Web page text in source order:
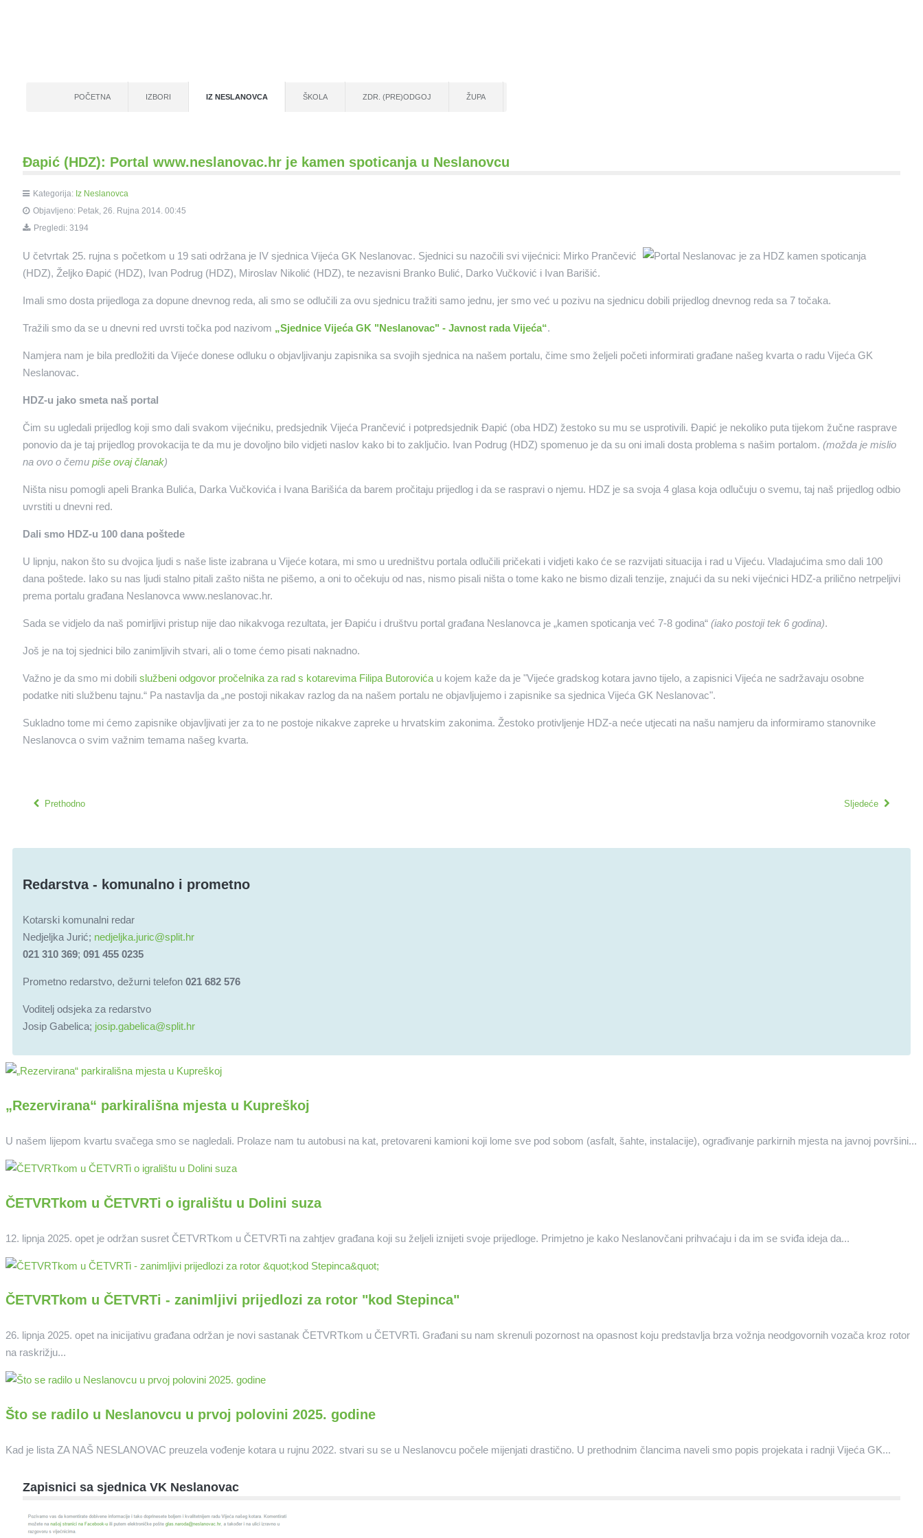
POČETNA IZBORI IZ NESLANOVCA ŠKOLA ZDR. (PRE)ODGOJ ŽUPA
Đapić (HDZ): Portal www.neslanovac.hr je kamen spoticanja u Neslanovcu
Kategorija: Iz Neslanovca
Objavljeno: Petak, 26. Rujna 2014. 00:45
Pregledi: 3194
U četvrtak 25. rujna s početkom u 19 sati održana je IV sjednica Vijeća GK Neslanovac. Sjednici su nazočili svi vijećnici: Mirko Prančević
(HDZ), Željko Đapić (HDZ), Ivan Podrug (HDZ), Miroslav Nikolić (HDZ), te nezavisni Branko Bulić, Darko Vučković i Ivan Barišić.
Imali smo dosta prijedloga za dopune dnevnog reda, ali smo se odlučili za ovu sjednicu tražiti samo jednu, jer smo već u pozivu na sjednicu dobili prijedlog dnevnog reda sa 7 točaka.
Tražili smo da se u dnevni red uvrsti točka pod nazivom „Sjednice Vijeća GK "Neslanovac" - Javnost rada Vijeća“.
Namjera nam je bila predložiti da Vijeće donese odluku o objavljivanju zapisnika sa svojih sjednica na našem portalu, čime smo željeli početi informirati građane našeg kvarta o radu Vijeća GK
Neslanovac.
HDZ-u jako smeta naš portal
Čim su ugledali prijedlog koji smo dali svakom vijećniku, predsjednik Vijeća Prančević i potpredsjednik Đapić (oba HDZ) žestoko su mu se usprotivili. Đapić je nekoliko puta tijekom žučne rasprave
ponovio da je taj prijedlog provokacija te da mu je dovoljno bilo vidjeti naslov kako bi to zaključio. Ivan Podrug (HDZ) spomenuo je da su oni imali dosta problema s našim portalom. (možda je mislio
na ovo o čemu piše ovaj članak)
Ništa nisu pomogli apeli Branka Bulića, Darka Vučkovića i Ivana Barišića da barem pročitaju prijedlog i da se raspravi o njemu. HDZ je sa svoja 4 glasa koja odlučuju o svemu, taj naš prijedlog odbio
uvrstiti u dnevni red.
Dali smo HDZ-u 100 dana poštede
U lipnju, nakon što su dvojica ljudi s naše liste izabrana u Vijeće kotara, mi smo u uredništvu portala odlučili pričekati i vidjeti kako će se razvijati situacija i rad u Vijeću. Vladajućima smo dali 100
dana poštede. Iako su nas ljudi stalno pitali zašto ništa ne pišemo, a oni to očekuju od nas, nismo pisali ništa o tome kako ne bismo dizali tenzije, znajući da su neki vijećnici HDZ-a prilično netrpeljivi
prema portalu građana Neslanovca www.neslanovac.hr.
Sada se vidjelo da naš pomirljivi pristup nije dao nikakvoga rezultata, jer Đapiću i društvu portal građana Neslanovca je „kamen spoticanja već 7-8 godina“ (iako postoji tek 6 godina).
Još je na toj sjednici bilo zanimljivih stvari, ali o tome ćemo pisati naknadno.
Važno je da smo mi dobili službeni odgovor pročelnika za rad s kotarevima Filipa Butorovića u kojem kaže da je "Vijeće gradskog kotara javno tijelo, a zapisnici Vijeća ne sadržavaju osobne
podatke niti službenu tajnu.“ Pa nastavlja da „ne postoji nikakav razlog da na našem portalu ne objavljujemo i zapisnike sa sjednica Vijeća GK Neslanovac".
Sukladno tome mi ćemo zapisnike objavljivati jer za to ne postoje nikakve zapreke u hrvatskim zakonima. Žestoko protivljenje HDZ-a neće utjecati na našu namjeru da informiramo stanovnike
Neslanovca o svim važnim temama našeg kvarta.
Prethodno Sljedeće
Redarstva - komunalno i prometno
Kotarski komunalni redar
Nedjeljka Jurić; nedjeljka.juric@split.hr
021 310 369; 091 455 0235
Prometno redarstvo, dežurni telefon 021 682 576
Voditelj odsjeka za redarstvo
Josip Gabelica; josip.gabelica@split.hr
„Rezervirana“ parkirališna mjesta u Kupreškoj
U našem lijepom kvartu svačega smo se nagledali. Prolaze nam tu autobusi na kat, pretovareni kamioni koji lome sve pod sobom (asfalt, šahte, instalacije), ograđivanje parkirnih mjesta na javnoj površini...
ČETVRTkom u ČETVRTi o igralištu u Dolini suza
12. lipnja 2025. opet je održan susret ČETVRTkom u ČETVRTi na zahtjev građana koji su željeli iznijeti svoje prijedloge. Primjetno je kako Neslanovčani prihvaćaju i da im se sviđa ideja da...
ČETVRTkom u ČETVRTi - zanimljivi prijedlozi za rotor "kod Stepinca"
26. lipnja 2025. opet na inicijativu građana održan je novi sastanak ČETVRTkom u ČETVRTi. Građani su nam skrenuli pozornost na opasnost koju predstavlja brza vožnja neodgovornih vozača kroz rotor
na raskrižju...
Što se radilo u Neslanovcu u prvoj polovini 2025. godine
Kad je lista ZA NAŠ NESLANOVAC preuzela vođenje kotara u rujnu 2022. stvari su se u Neslanovcu počele mijenjati drastično. U prethodnim člancima naveli smo popis projekata i radnji Vijeća GK...
Zapisnici sa sjednica VK Neslanovac